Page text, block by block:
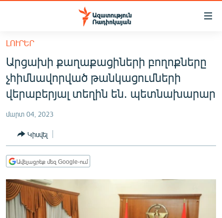
Մատչելիության
հիմնական
բովանդակությանը
Անցնել
հիմնական
մենյուին
ՀԱՅԱՍՏԱՆ
ՔԱՂԱՔԱԿԱՆ
ՀԱՍԱՐԱԿՈՒԹՅՈՒՆ
ՏՆՏԵՍՈՒԹՅՈՒՆ
ՂԱՐԱԲԱՂ
ՊԱՏԵՐԱԶՄԻ 6 ՇԱԲԱԹՆԵՐԸ
ՏԱՐԱԾԱՇՐՋԱՆ
ԼՈՒՐԵՐ
Արցախի քաղաքացիների բողոքները
չհիմնավորված թանկացումների
վերաբերյալ տեղին են. պետնախարար
մարտ 04, 2023
Կիսվել
Ավելացրեք մեզ Google-ում